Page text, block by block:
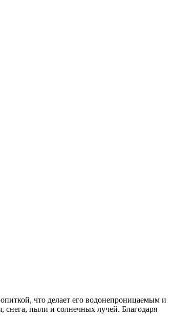
что делает его водонепроницаемым и
снега, пыли и солнечных лучей. Благодаря